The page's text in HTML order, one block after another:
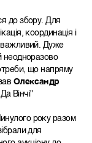
до збору. Для
координація і
важливий. Дуже
неодноразово
що напряму
Олександр
Вінчі"
року разом
для